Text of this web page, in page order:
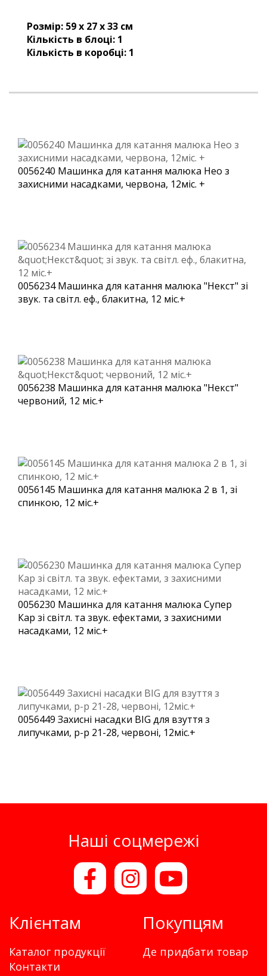
Розмір: 59 х 27 х 33 см
Кількість в блоці: 1
Кількість в коробці: 1
0056240 Машинка для катання малюка Нео з
захисними насадками, червона, 12міс. +
0056234 Машинка для катання малюка "Некст" зі
звук. та світл. еф., блакитна, 12 міс.+
0056238 Машинка для катання малюка "Некст"
червоний, 12 міс.+
0056145 Машинка для катання малюка 2 в 1, зі
спинкою, 12 міс.+
0056230 Машинка для катання малюка Супер
Кар зі світл. та звук. ефектами, з захисними
насадками, 12 міс.+
0056449 Захисні насадки BIG для взуття з
липучками, р-р 21-28, червоні, 12міс.+
Наші соцмережі
Клієнтам
Каталог продукції
Контакти
Покупцям
Де придбати товар